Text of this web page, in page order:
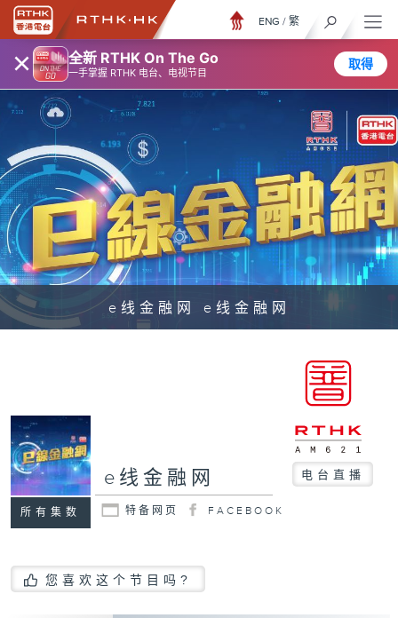
× 全新 RTHK On The Go
一手掌握 RTHK 电台、电视节目
取得
ENG / 繁
e线金融网 e线金融网
所有集数
e线金融网 电台直播
特备网页 FACEBOOK
您喜欢这个节目吗?